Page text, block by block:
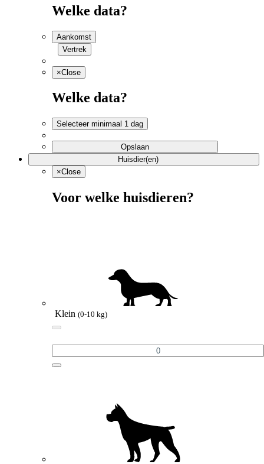
Welke data?
Aankomst
Vertrek
×Close
Welke data?
Selecteer minimaal 1 dag
Opslaan
Huisdier(en)
×Close
Voor welke huisdieren?
Klein (0-10 kg)